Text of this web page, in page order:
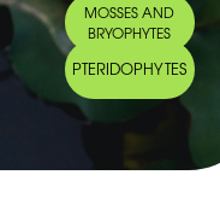
MOSSES AND
BRYOPHYTES
PTERIDOPHYTES